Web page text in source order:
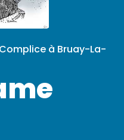
à Bruay-La-